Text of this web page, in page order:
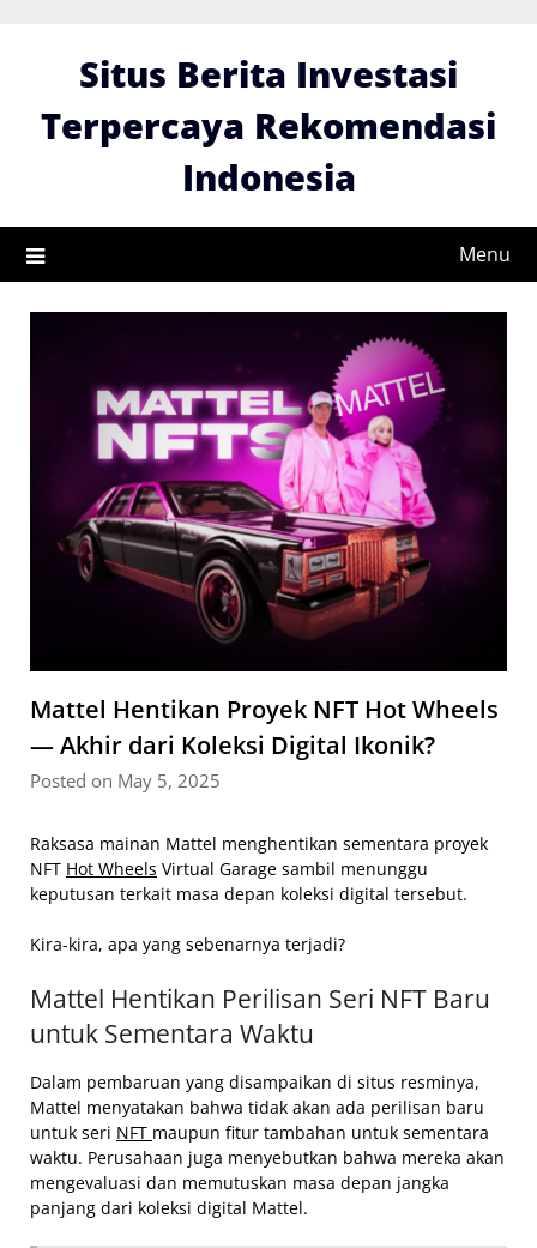
Situs Berita Investasi
Terpercaya Rekomendasi
Indonesia
Menu
Mattel Hentikan Proyek NFT Hot Wheels
— Akhir dari Koleksi Digital Ikonik?
Posted on May 5, 2025
Raksasa mainan Mattel menghentikan sementara proyek
NFT Hot Wheels Virtual Garage sambil menunggu
keputusan terkait masa depan koleksi digital tersebut.
Kira-kira, apa yang sebenarnya terjadi?
Mattel Hentikan Perilisan Seri NFT Baru
untuk Sementara Waktu
Dalam pembaruan yang disampaikan di situs resminya,
Mattel menyatakan bahwa tidak akan ada perilisan baru
untuk seri NFT maupun fitur tambahan untuk sementara
waktu. Perusahaan juga menyebutkan bahwa mereka akan
mengevaluasi dan memutuskan masa depan jangka
panjang dari koleksi digital Mattel.